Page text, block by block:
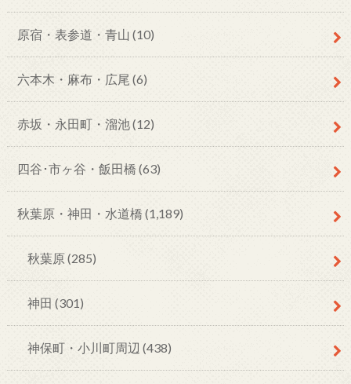
原宿・表参道・青山 (10)
六本木・麻布・広尾 (6)
赤坂・永田町・溜池(12)
四谷･市ヶ谷・飯田橋 (63)
秋葉原・神田・水道橋 (1,189)
秋葉原 (285)
神田 (301)
神保町・小川町周辺 (438)